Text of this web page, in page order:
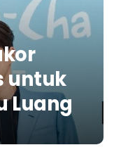
untuk
Luang